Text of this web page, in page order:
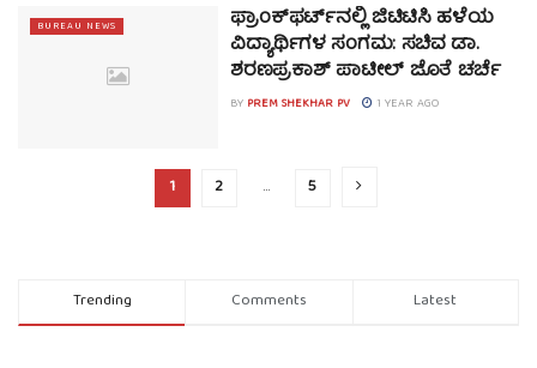
BUREAU NEWS ಫ್ರಾಂಕ್‌ಫರ್ಟ್‌ನಲ್ಲಿ ಜಿಟಿಟಿಸಿ ಹಳೆಯ
ವಿದ್ಯಾರ್ಥಿಗಳ ಸಂಗಮ: ಸಚಿವ ಡಾ.
ಶರಣಪ್ರಕಾಶ್ ಪಾಟೀಲ್ ಜೊತೆ ಚರ್ಚೆ
BY PREM SHEKHAR PV 1 YEAR AGO
1 2 … 5
Trending Comments Latest